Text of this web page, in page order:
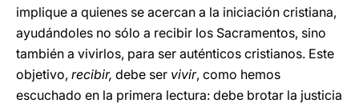
implique a quienes se acercan a la iniciación cristiana,
ayudándoles no sólo a recibir los Sacramentos, sino
también a vivirlos, para ser auténticos cristianos. Este
objetivo, recibir, debe ser vivir, como hemos
escuchado en la primera lectura: debe brotar la justicia